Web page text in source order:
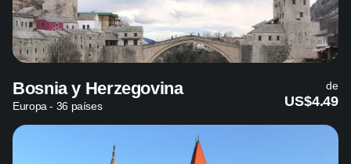
Bosnia y Herzegovina
Europa - 36 países
de
US$4.49